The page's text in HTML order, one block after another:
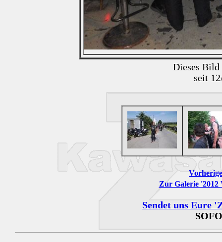
Dieses Bild
seit
Zur Galerie
Sendet uns Eure